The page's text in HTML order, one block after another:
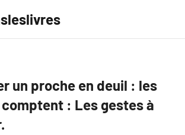
un proche en deuil : les
: Les gestes à